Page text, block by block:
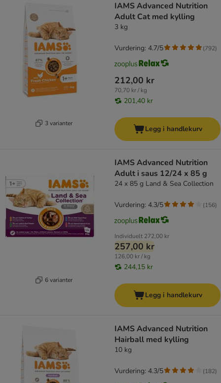
3 varianter
IAMS Advanced Nutrition
Adult Cat med kylling
3 kg
212,00 kr
70,70 kr / kg
201,40 kr
Vurdering: 4.7/5 (792)
Legg i handlekurv
6 varianter
IAMS Advanced Nutrition
Adult i saus 12/24 x 85 g
24 x 85 g Land & Sea Collection
Individuelt 272,00 kr
257,00 kr
126,00 kr / kg
244,15 kr
Vurdering: 4.3/5 (156)
Legg i handlekurv
IAMS Advanced Nutrition
Hairball med kylling
10 kg
Vurdering: 4.3/5 (182)